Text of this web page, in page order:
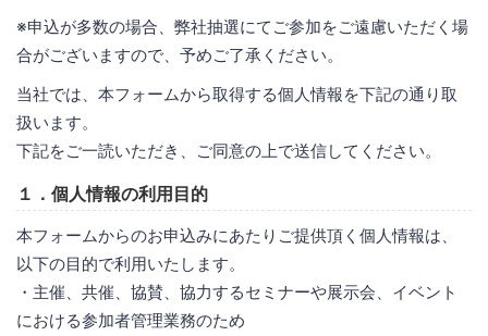
※申込が多数の場合、弊社抽選にてご参加をご遠慮いただく場
合がございますので、予めご了承ください。
当社では、本フォームから取得する個人情報を下記の通り取
扱います。
下記をご一読いただき、ご同意の上で送信してください。
１．個人情報の利用目的
本フォームからのお申込みにあたりご提供頂く個人情報は、
以下の目的で利用いたします。
・主催、共催、協賛、協力するセミナーや展示会、イベント
における参加者管理業務のため